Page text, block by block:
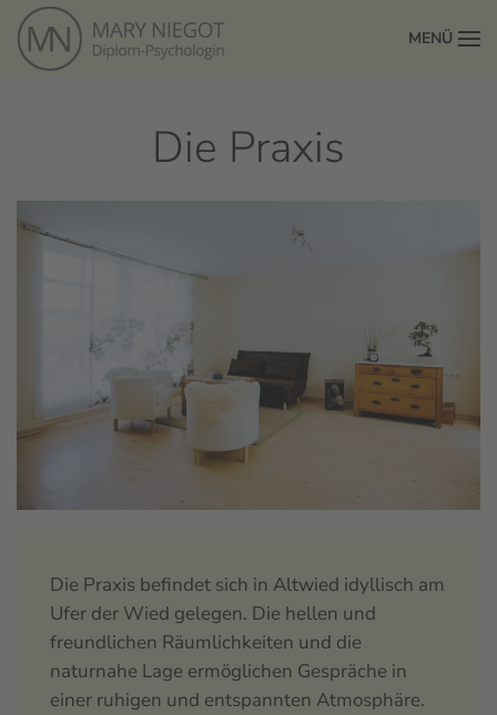
Zum Hauptinhalt springen
MENÜ
Die Praxis
Die Praxis befindet sich in Altwied idyllisch am
Ufer der Wied gelegen. Die hellen und
freundlichen Räumlichkeiten und die
naturnahe Lage ermöglichen Gespräche in
einer ruhigen und entspannten Atmosphäre.